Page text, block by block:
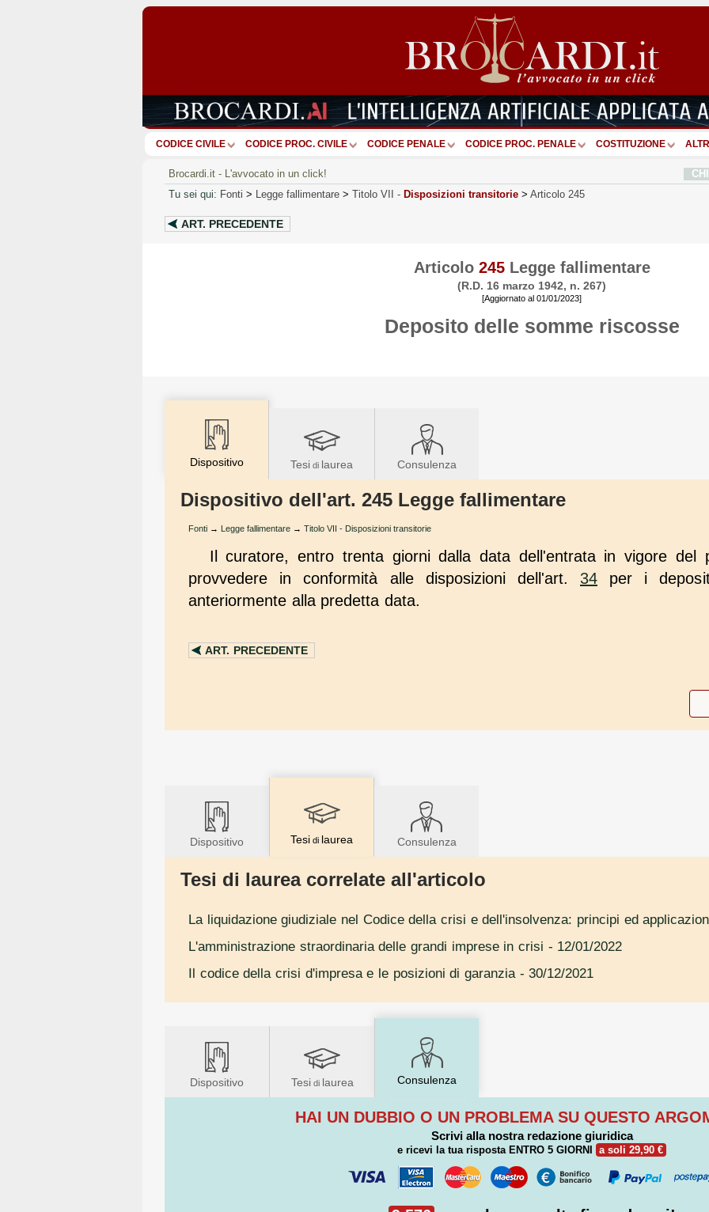
CODICE CIVILE CODICE PROC. CIVILE CODICE PENALE CODICE PROC. PENALE COSTITUZIONE ALTRI
Brocardi.it - L'avvocato in un click!
Tu sei qui: Fonti > Legge fallimentare > Titolo VII - Disposizioni transitorie > Articolo 245
ART. PRECEDENTE
Articolo 245Legge fallimentare
(R.D. 16 marzo 1942, n. 267)
[Aggiornato al 01/01/2023]
Deposito delle somme riscosse
Dispositivo Tesi di laurea Consulenza
Dispositivo dell'art. 245 Legge fallimentare
Fonti → Legge fallimentare → Titolo VII - Disposizioni transitorie
Il curatore, entro trenta giorni dalla data dell'entrata in vigore del
provvedere in conformità alle disposizioni dell'art. 34 per i
anteriormente alla predetta data.
ART. PRECEDENTE
Dispositivo Tesi di laurea Consulenza
Tesi di laurea correlate all'articolo
La liquidazione giudiziale nel Codice della crisi e dell'insolvenza: principi ed
L'amministrazione straordinaria delle grandi imprese in crisi - 12/01/2022
Il codice della crisi d'impresa e le posizioni di garanzia - 30/12/2021
Dispositivo Tesidi laurea Consulenza
HAI UN DUBBIO O UN PROBLEMA SU QUESTO
Scrivi alla nostra redazione giuridica
e ricevi la tua risposta ENTRO 5 GIORNI a soli 29,90 €